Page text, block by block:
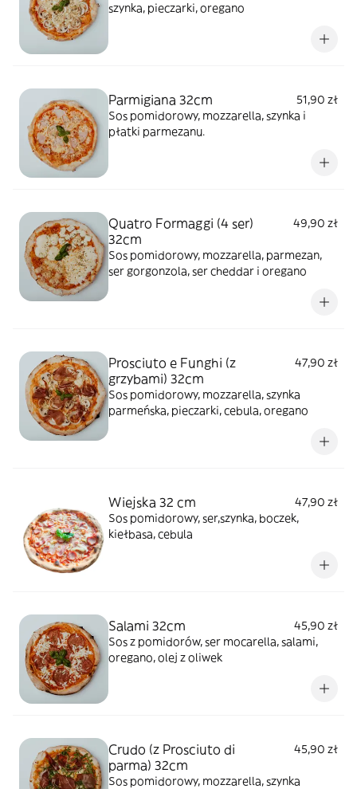
szynka, pieczarki, oregano
Parmigiana 32cm
51,90 zł
Sos pomidorowy, mozzarella, szynka i
płatki parmezanu.
Quatro Formaggi (4 ser)
32cm
49,90 zł
Sos pomidorowy, mozzarella, parmezan,
ser gorgonzola, ser cheddar i oregano
Prosciuto e Funghi (z
grzybami) 32cm
47,90 zł
Sos pomidorowy, mozzarella, szynka
parmeńska, pieczarki, cebula, oregano
Wiejska 32 cm
47,90 zł
Sos pomidorowy, ser,szynka, boczek,
kiełbasa, cebula
Salami 32cm
45,90 zł
Sos z pomidorów, ser mocarella, salami,
oregano, olej z oliwek
Crudo (z Prosciuto di
parma) 32cm
45,90 zł
Sos pomidorowy, mozzarella, szynka